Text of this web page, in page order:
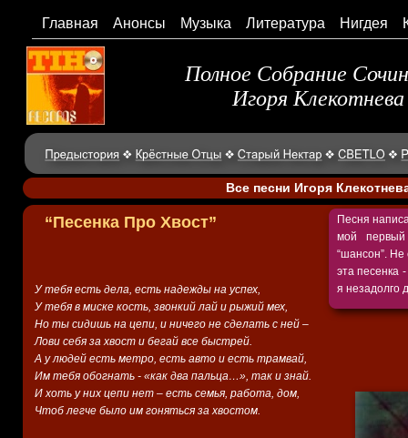
Главная Анонсы Музыка Литература Нигдея
Полное Собрание
Игоря Клекотнева
Все песни Игоря
Песня
мой
“шансон”. Не
эта песенка
я незадолго
У тебя есть дела, есть надежды на успех,
У тебя в миске кость, звонкий лай и рыжий мех,
Но ты сидишь на цепи, и ничего не сделать с ней –
Лови себя за хвост и бегай все быстрей.
А у людей есть метро, есть авто и есть трамвай,
Им тебя обогнать - «как два пальца…», так и знай.
И хоть у них цепи нет – есть семья, работа, дом,
Чтоб легче было им гоняться за хвостом.
“Песенка Про Хвост”